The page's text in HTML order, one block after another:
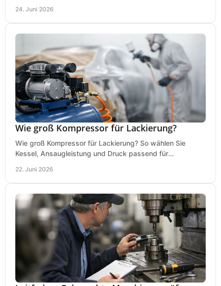
24. Juni 2026
Wie groß Kompressor für Lackierung?
Wie groß Kompressor für Lackierung? So wählen Sie
Kessel, Ansaugleistung und Druck passend für
22. Juni 2026